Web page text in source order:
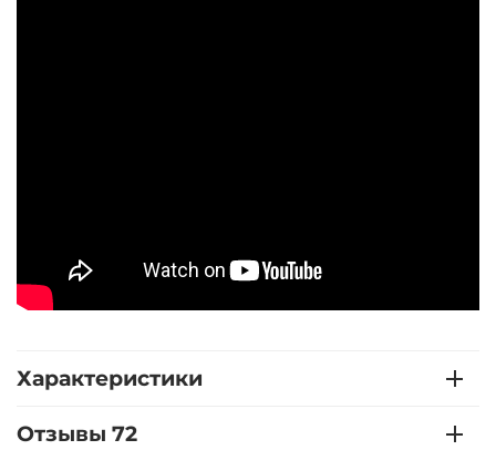
Характеристики
Отзывы 72